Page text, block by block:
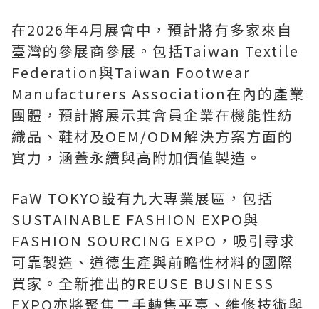
在2026年4月展會中，預計將有多家來自
臺灣的參展商參展。包括Taiwan Textile
Federation與Taiwan Footwear
Manufacturers Association在內的產業
團體，預計將展示其會員企業在機能性紡
織品、鞋材及OEM/ODM解決方案方面的
實力，涵蓋永續與高附加價值製造。
FaW TOKYO設有九大專業展區，包括
SUSTAINABLE FASHION EXPO與
FASHION SOURCING EXPO，吸引尋求
可靠製造、道德生產與前瞻性材料的國際
買家。全新推出的REUSE BUSINESS
EXPO亦將聚焦二手轉售平臺、維修技術與